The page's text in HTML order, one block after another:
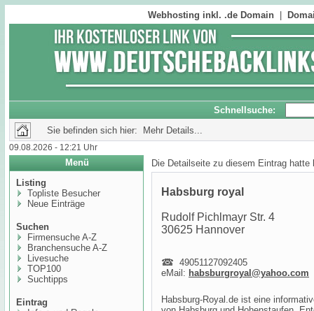
Webhosting inkl. .de Domain
Schnellsuche:
Sie befinden sich hier: Mehr Details...
09.08.2026 - 12:21 Uhr
Menü
Listing
Topliste Besucher
Neue Einträge
Suchen
Firmensuche A-Z
Branchensuche A-Z
Livesuche
TOP100
Suchtipps
Eintrag
Die Detailseite zu diesem Eintrag
Habsburg royal
Rudolf Pichlmayr Str. 4
30625 Hannover
49051127092405
eMail: habsburgroyal@yahoo.com
Habsburg-Royal.de ist eine